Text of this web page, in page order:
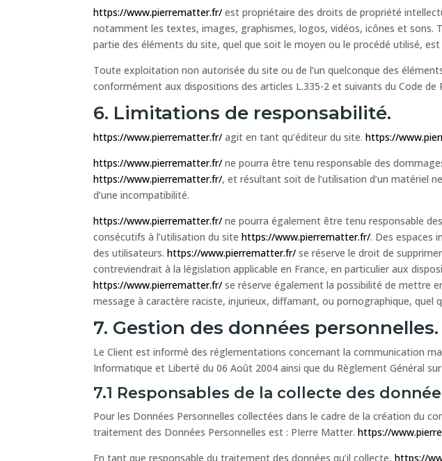
https://www.pierrematter.fr/ est propriétaire des droits de propriété
notamment les textes, images, graphismes, logos, vidéos, icônes et
partie des éléments du site, quel que soit le moyen ou le procédé utilisé,
Toute exploitation non autorisée du site ou de l’un quelconque des
conformément aux dispositions des articles L.335-2 et suivants du Code de
6. Limitations de responsabilité.
https://www.pierrematter.fr/ agit en tant qu’éditeur du site.https://
https://www.pierrematter.fr/ ne pourra être tenu responsable des
https://www.pierrematter.fr/, et résultant soit de l’utilisation d’un matériel
d’une incompatibilité.
https://www.pierrematter.fr/ ne pourra également être tenu responsable
consécutifs à l’utilisation du sitehttps://www.pierrematter.fr/. Des espaces
des utilisateurs.https://www.pierrematter.fr/ se réserve le droit de
contreviendrait à la législation applicable en France, en particulier aux
https://www.pierrematter.fr/ se réserve également la possibilité de mettre
message à caractère raciste, injurieux, diffamant, ou pornographique,
7. Gestion des données personnelles.
Le Client est informé des réglementations concernant la communication
Informatique et Liberté du 06 Août 2004 ainsi que du Règlement Général
7.1 Responsables de la collecte des
Pour les Données Personnelles collectées dans le cadre de la création du
traitement des Données Personnelles est : PIerre Matter.https://
En tant que responsable du traitement des données qu’il collecte,https://